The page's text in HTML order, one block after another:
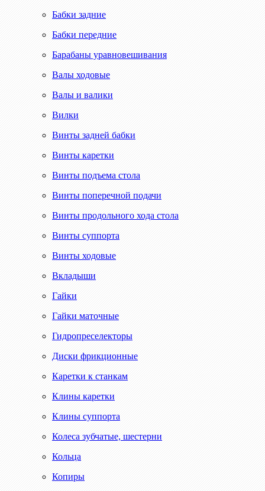
Бабки задние
Бабки передние
Барабаны уравновешивания
Валы ходовые
Валы и валики
Вилки
Винты задней бабки
Винты каретки
Винты подъема стола
Винты поперечной подачи
Винты продольного хода стола
Винты суппорта
Винты ходовые
Вкладыши
Гайки
Гайки маточные
Гидропреселекторы
Диски фрикционные
Каретки к станкам
Клины каретки
Клины суппорта
Колеса зубчатые, шестерни
Кольца
Копиры